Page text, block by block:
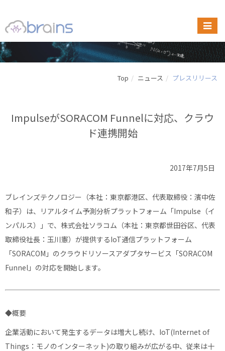
Top ニュース プレスリリース
ImpulseがSORACOM Funnelに対応、クラウ
ド連携開始
2017年7月5日
ブレインズテクノロジー（本社：東京都港区、代表取締役：濱中佐
和子）は、リアルタイム予測分析プラットフォーム「Impulse（イ
ンパルス）」で、株式会社ソラコム（本社：東京都世田谷区、代表
取締役社長：玉川憲）が提供するIoT通信プラットフォーム
「SORACOM」のクラウドリソースアダプタサービス「SORACOM
Funnel」の対応を開始します。
◆概要
企業活動において発生するデータは増大し続け、IoT(Internet of
Things：モノのインターネット)の取り組みが広がる中、従来は十